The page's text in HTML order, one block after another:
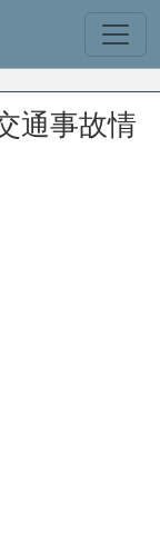
通事故情